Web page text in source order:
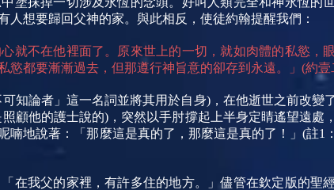
想要歸回父神的家。與此相反，使徒約翰提醒我們：
就不在他裡面了。原來世上的一切，就如肉體的私慾，
都要漸漸過去，但那遵行神旨意的卻存到永遠。」(約壹
知論者」這一名詞並將其用於自身)，在他逝世之前改變
顧他的護士說的)，突然以手肘撐起上半身定睛遙望遠處
地說著：「那麼這是真的了，那麼這是真的了！」(註1
在我父的家裡，有許多住的地方。」儘管在欽定版的聖